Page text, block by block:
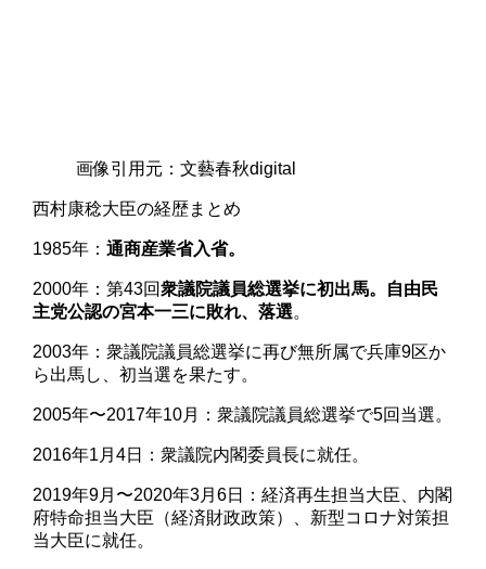
画像引用元：文藝春秋digital
西村康稔大臣の経歴まとめ
1985年：通商産業省入省。
2000年：第43回衆議院議員総選挙に初出馬。自由民
主党公認の宮本一三に敗れ、落選。
2003年：衆議院議員総選挙に再び無所属で兵庫9区か
ら出馬し、初当選を果たす。
2005年〜2017年10月：衆議院議員総選挙で5回当選。
2016年1月4日：衆議院内閣委員長に就任。
2019年9月〜2020年3月6日：経済再生担当大臣、内閣
府特命担当大臣（経済財政政策）、新型コロナ対策担
当大臣に就任。